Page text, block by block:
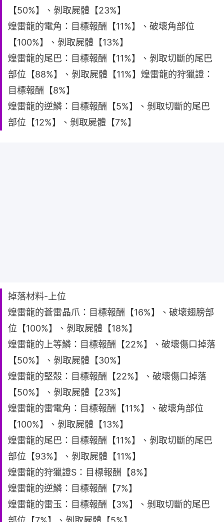
【50%】、剝取屍體【23%】
煌雷龍的電角：目標報酬【11%】、破壞角部位
【100%】、剝取屍體【13%】
煌雷龍的尾巴：目標報酬【11%】、剝取切斷的尾巴
部位【88%】、剝取屍體【11%】煌雷龍的狩獵證：
目標報酬【8%】
煌雷龍的逆鱗：目標報酬【5%】、剝取切斷的尾巴
部位【12%】、剝取屍體【7%】
掉落材料-上位
煌雷龍的蒼雷晶爪：目標報酬【16%】、破壞翅膀部
位【100%】、剝取屍體【18%】
煌雷龍的上等鱗：目標報酬【22%】、破壞傷口掉落
【50%】、剝取屍體【30%】
煌雷龍的堅殼：目標報酬【22%】、破壞傷口掉落
【50%】、剝取屍體【23%】
煌雷龍的雷電角：目標報酬【11%】、破壞角部位
【100%】、剝取屍體【13%】
煌雷龍的尾巴：目標報酬【11%】、剝取切斷的尾巴
部位【93%】、剝取屍體【11%】
煌雷龍的狩獵證S：目標報酬【8%】
煌雷龍的逆鱗：目標報酬【7%】
煌雷龍的雷玉：目標報酬【3%】、剝取切斷的尾巴